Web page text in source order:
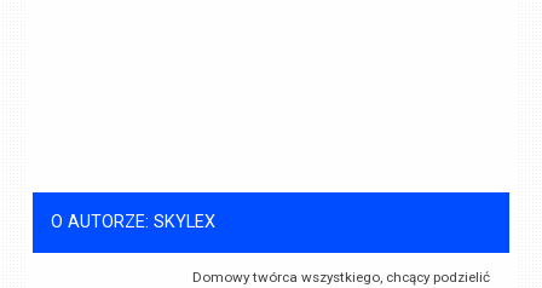
O AUTORZE: SKYLEX
Domowy twórca wszystkiego, chcący podzielić